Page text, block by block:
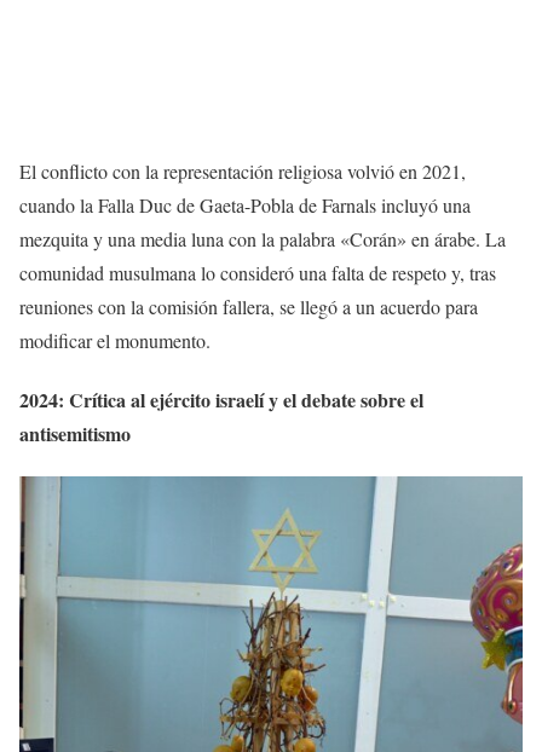
El conflicto con la representación religiosa volvió en 2021,
cuando la Falla Duc de Gaeta-Pobla de Farnals incluyó una
mezquita y una media luna con la palabra «Corán» en árabe. La
comunidad musulmana lo consideró una falta de respeto y, tras
reuniones con la comisión fallera, se llegó a un acuerdo para
modificar el monumento.
2024: Crítica al ejército israelí y el debate sobre el
antisemitismo